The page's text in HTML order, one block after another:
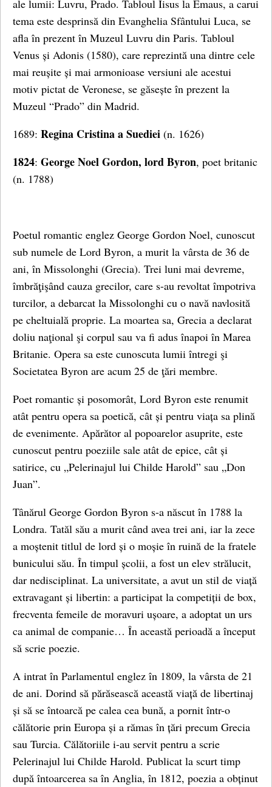
ale lumii: Luvru, Prado. Tabloul Iisus la Emaus, a carui
tema este desprinsă din Evanghelia Sfântului Luca, se
afla în prezent în Muzeul Luvru din Paris. Tabloul
Venus și Adonis (1580), care reprezintă una dintre cele
mai reușite și mai armonioase versiuni ale acestui
motiv pictat de Veronese, se găsește în prezent la
Muzeul “Prado” din Madrid.
1689: Regina Cristina a Suediei (n. 1626)
1824: George Noel Gordon, lord Byron, poet britanic
(n. 1788)
Poetul romantic englez George Gordon Noel, cunoscut
sub numele de Lord Byron, a murit la vârsta de 36 de
ani, în Missolonghi (Grecia). Trei luni mai devreme,
îmbrăţişând cauza grecilor, care s-au revoltat împotriva
turcilor, a debarcat la Missolonghi cu o navă navlosită
pe cheltuială proprie. La moartea sa, Grecia a declarat
doliu naţional şi corpul sau va fi adus înapoi în Marea
Britanie. Opera sa este cunoscuta lumii întregi şi
Societatea Byron are acum 25 de ţări membre.
Poet romantic și posomorât, Lord Byron este renumit
atât pentru opera sa poetică, cât și pentru viața sa plină
de evenimente. Apărător al popoarelor asuprite, este
cunoscut pentru poeziile sale atât de epice, cât și
satirice, cu „Pelerinajul lui Childe Harold” sau „Don
Juan”.
Tânărul George Gordon Byron s-a născut în 1788 la
Londra. Tatăl său a murit când avea trei ani, iar la zece
a moștenit titlul de lord și o moșie în ruină de la fratele
bunicului său. În timpul școlii, a fost un elev strălucit,
dar nedisciplinat. La universitate, a avut un stil de viață
extravagant și libertin: a participat la competiții de box,
frecventa femeile de moravuri ușoare, a adoptat un urs
ca animal de companie… În această perioadă a început
să scrie poezie.
A intrat în Parlamentul englez în 1809, la vârsta de 21
de ani. Dorind să părăsească această viață de libertinaj
și să se întoarcă pe calea cea bună, a pornit într-o
călătorie prin Europa și a rămas în țări precum Grecia
sau Turcia. Călătoriile i-au servit pentru a scrie
Pelerinajul lui Childe Harold. Publicat la scurt timp
după întoarcerea sa în Anglia, în 1812, poezia a obținut